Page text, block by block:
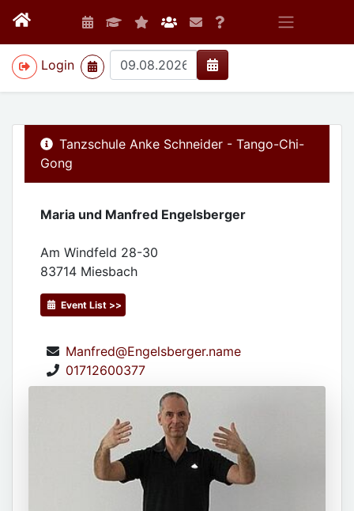
Login
>
Tanzschule Anke Schneider - Tango-Chi-
Gong
Maria und Manfred Engelsberger
Am Windfeld 28-30
83714 Miesbach
Event List >>
Manfred@Engelsberger.name
01712600377